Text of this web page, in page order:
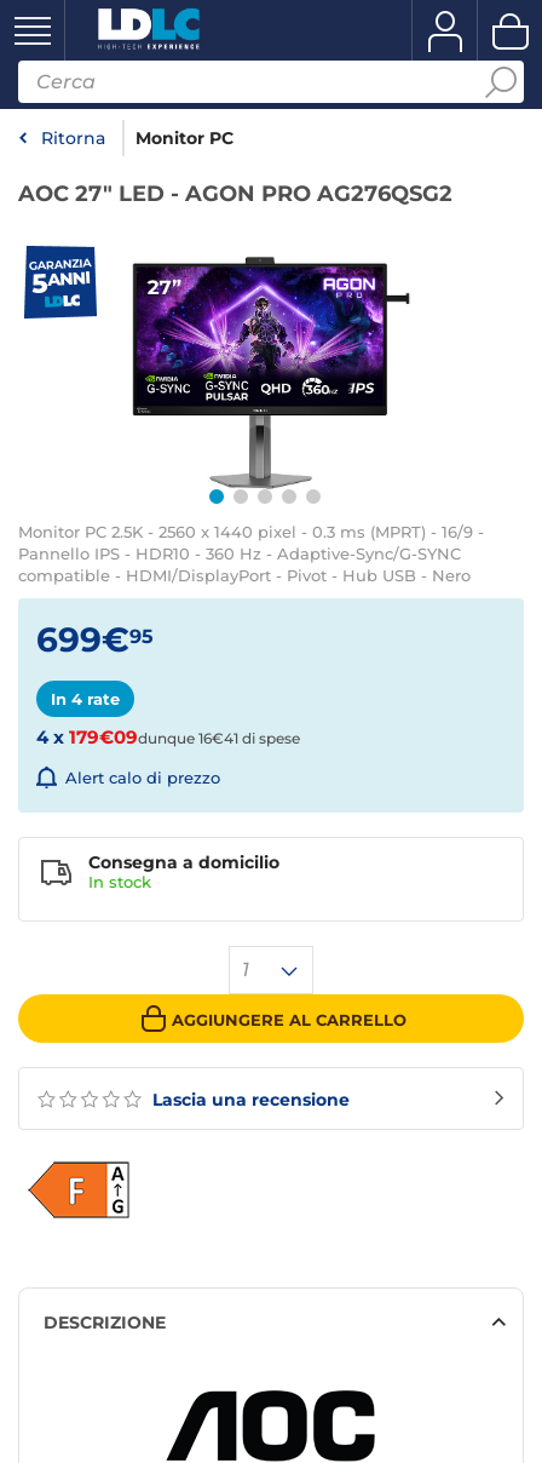
Ritorna Monitor PC
AOC 27" LED - AGON PRO AG276QSG2
Monitor PC 2.5K - 2560 x 1440 pixel - 0.3 ms (MPRT) - 16/9 -
Pannello IPS - HDR10 - 360 Hz - Adaptive-Sync/G-SYNC
compatible - HDMI/DisplayPort - Pivot - Hub USB - Nero
Lascia una recensione
699€95
In 4 rate
4 x 179€09dunque 16€41 di spese
Alert calo di prezzo
1
AGGIUNGERE AL CARRELLO
Consegna a domicilio
In stock
DESCRIZIONE